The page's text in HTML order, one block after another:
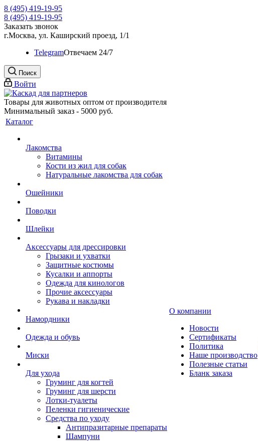
8 (495) 419-19-95
8 (495) 419-19-95
Заказать звонок
г.Москва, ул. Каширский проезд, 1/1
TelegramOтвечаем 24/7
Поиск
Войти
Товары для животных оптом от производителя
Минимальный заказ - 5000 руб.
Каталог
Лакомства
Витамины
Кости из жил для собак
Натуральные лакомства для собак
Ошейники
Поводки
Шлейки
Аксессуары для дрессировки
Грызаки и ухватки
Защитные костюмы
Кусалки и аппорты
Одежда для кинологов
Прочие аксессуары
Рукава и накладки
Намордники
Одежда и обувь
Миски
Для ухода
Груминг для когтей
Груминг для шерсти
Лотки-туалеты
Пеленки гигиенические
Средства по уходу
Антипразитарные препараты
Шампуни
О компании
Новости
Сертификаты
Политика
Наше производство
Полезные статьи
Бланк заказа